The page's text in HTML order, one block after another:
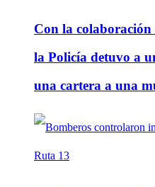
Con la
la Policía detuvo a
una cartera a una